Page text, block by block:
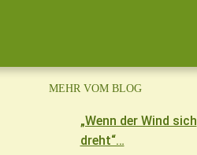
MEHR VOM BLOG
„Wenn der Wind sich
dreht“…